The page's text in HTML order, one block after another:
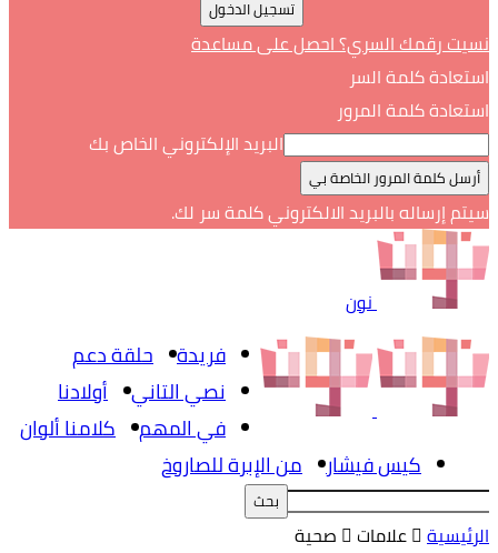
نسيت رقمك السري؟ احصل على مساعدة
استعادة كلمة السر
استعادة كلمة المرور
البريد الإلكتروني الخاص بك
سيتم إرساله بالبريد الالكتروني كلمة سر لك.
نون
فريدة
حلقة دعم
نصي التاني
أولادنا
في المهم
كلامنا ألوان
كيس فيشار
من الإبرة للصاروخ
الرئيسية علامات صحية